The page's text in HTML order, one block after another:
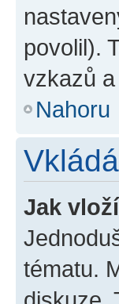
povolil).
vzkazů
Nahoru
Jak
tématu.